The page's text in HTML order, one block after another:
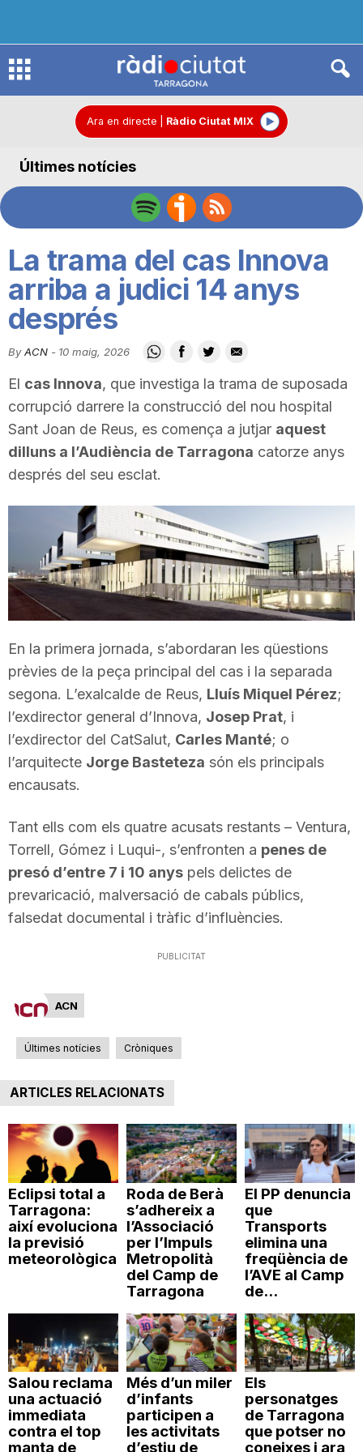
R
d
C
i
u
t
t
e
T
r
r
g
o
n
a
Ara en directe Ràdio Ciutat MIX
Últimes notícies
La trama del cas Innova
arriba a judici 14 anys
després
By ACN - 10 maig, 2026
El cas Innova, que investiga la trama de suposada
corrupció darrere la construcció del nou hospital
Sant Joan de Reus, es comença a jutjar aquest
dilluns a l’Audiència de Tarragona catorze anys
després del seu esclat.
En la primera jornada, s’abordaran les qüestions
prèvies de la peça principal del cas i la separada
segona. L’exalcalde de Reus, Lluís Miquel Pérez;
l’exdirector general d’Innova, Josep Prat, i
l’exdirector del CatSalut, Carles Manté; o
l’arquitecte Jorge Basteteza són els principals
encausats.
Tant ells com els quatre acusats restants – Ventura,
Torrell, Gómez i Luqui-, s’enfronten a penes de
presó d’entre 7 i 10 anys pels delictes de
prevaricació, malversació de cabals públics,
falsedat documental i tràfic d’influències.
PUBLICITAT
ACN
Últimes notícies Cròniques
ARTICLES RELACIONATS
Eclipsi total a
Tarragona:
així evoluciona
la previsió
meteorològica
Roda de Berà
s’adhereix a
l’Associació
per l’Impuls
Metropolità
del Camp de
Tarragona
El PP denuncia
que
Transports
elimina una
freqüència de
l’AVE al Camp
de...
Salou reclama
una actuació
immediata
contra el top
manta de
Més d’un miler
d’infants
participen a
les activitats
d’estiu de
Els
personatges
de Tarragona
que potser no
coneixes i ara